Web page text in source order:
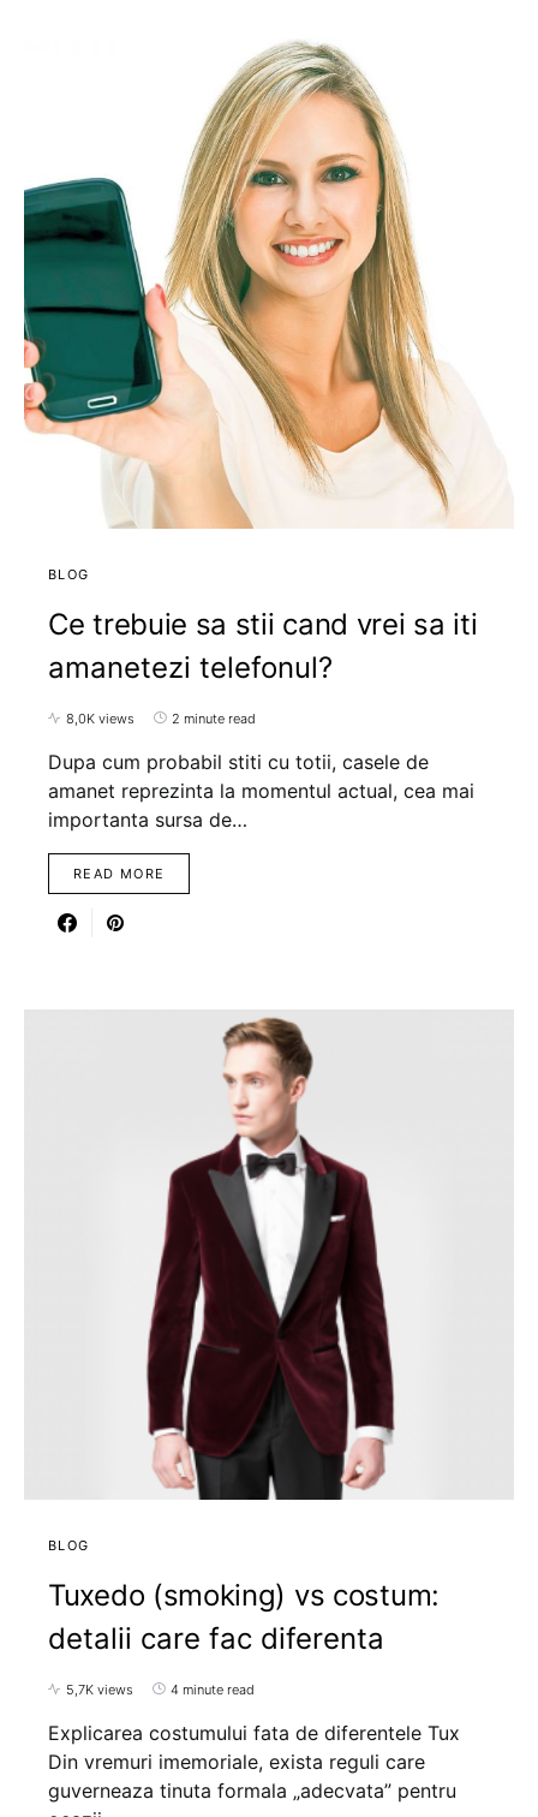
BLOG
Ce trebuie sa stii cand vrei sa iti
amanetezi telefonul?
8,0K views 2 minute read
Dupa cum probabil stiti cu totii, casele de
amanet reprezinta la momentul actual, cea mai
importanta sursa de…
READ MORE
BLOG
Tuxedo (smoking) vs costum:
detalii care fac diferenta
5,7K views 4 minute read
Explicarea costumului fata de diferentele Tux
Din vremuri imemoriale, exista reguli care
guverneaza tinuta formala „adecvata” pentru